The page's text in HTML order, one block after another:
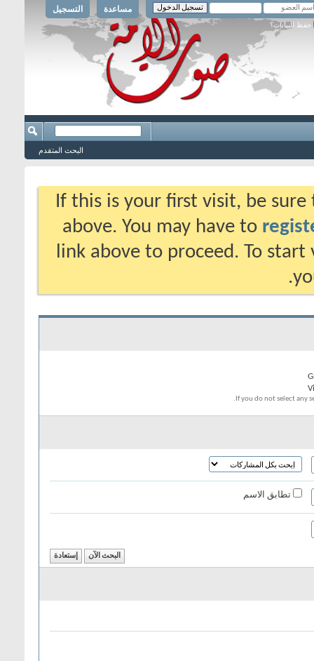
التسجيل مساعدة
حفظ البيانات؟
البحث المتقدم
If this is your first visit, be
above. You may have to
link above to proceed. To
If you do not select any
تطابق الاسم